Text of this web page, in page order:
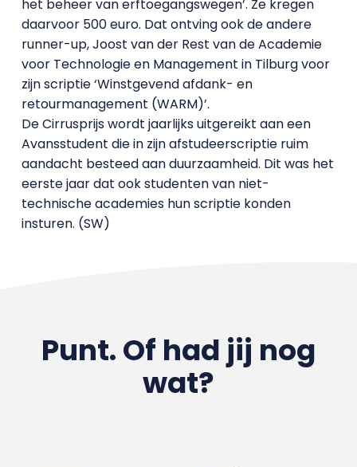
het beheer van erftoegangswegen’. Ze kregen
daarvoor 500 euro. Dat ontving ook de andere
runner-up, Joost van der Rest van de Academie
voor Technologie en Management in Tilburg voor
zijn scriptie ‘Winstgevend afdank- en
retourmanagement (WARM)’.
De Cirrusprijs wordt jaarlijks uitgereikt aan een
Avansstudent die in zijn afstudeerscriptie ruim
aandacht besteed aan duurzaamheid. Dit was het
eerste jaar dat ook studenten van niet-
technische academies hun scriptie konden
insturen. (SW)
Punt. Of had jij nog
wat?